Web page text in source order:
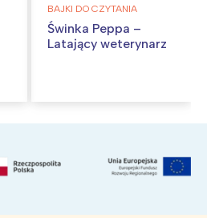
BAJKI DO CZYTANIA
Świnka Peppa –
Latający weterynarz